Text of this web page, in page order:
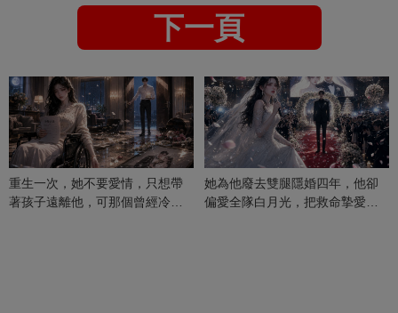
下一頁
重生一次，她不要愛情，只想帶
著孩子遠離他，可那個曾經冷漠
她為他廢去雙腿隱婚四年，他卻
偏愛全隊白月光，把救命摯愛當